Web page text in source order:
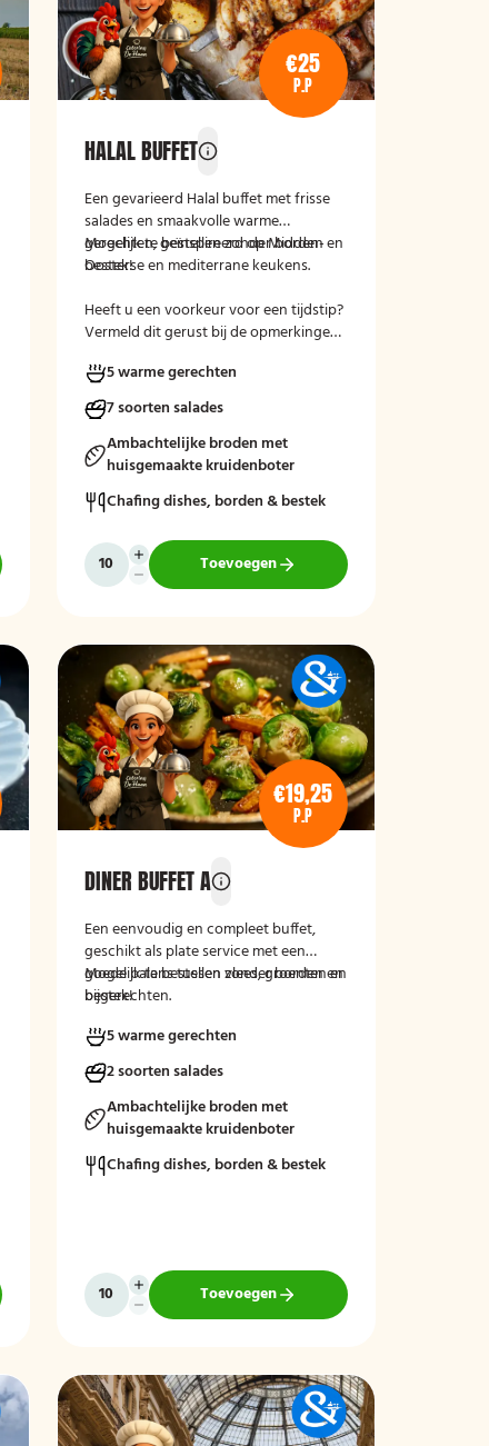
€25
P.P
HALAL BUFFET
Een gevarieerd Halal buffet met frisse
salades en smaakvolle warme
gerechten, geïnspireerd op Midden-
Oosterse en mediterrane keukens.
Mogelijk te bestellen zonder borden en
bestek!
Heeft u een voorkeur voor een tijdstip?
Vermeld dit gerust bij de opmerkingen
5 warme gerechten
7 soorten salades
Ambachtelijke broden met
huisgemaakte kruidenboter
Chafing dishes, borden & bestek
Toevoegen
€19,25
P.P
DINER BUFFET A
Een eenvoudig en compleet buffet,
geschikt als plate service met een
goede balans tussen vlees, groenten en
bijgerechten.
Mogelijk te bestellen zonder borden en
bestek!
5 warme gerechten
2 soorten salades
Ambachtelijke broden met
huisgemaakte kruidenboter
Chafing dishes, borden & bestek
Toevoegen